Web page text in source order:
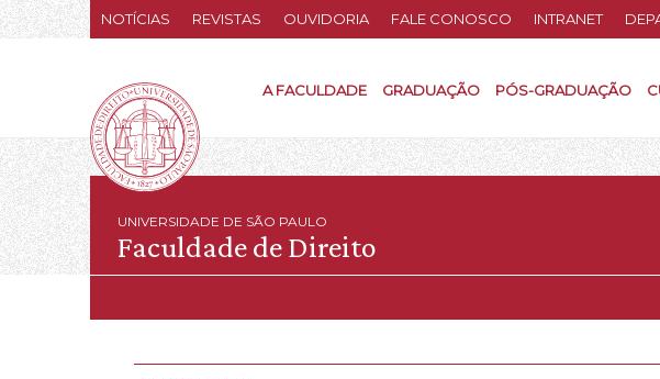
NOTÍCIAS REVISTAS OUVIDORIA FALE CONOSCO INTRANET
A FACULDADE GRADUAÇÃO PÓS-GRADUAÇÃO
UNIVERSIDADE DE SÃO PAULO
Faculdade de Direito